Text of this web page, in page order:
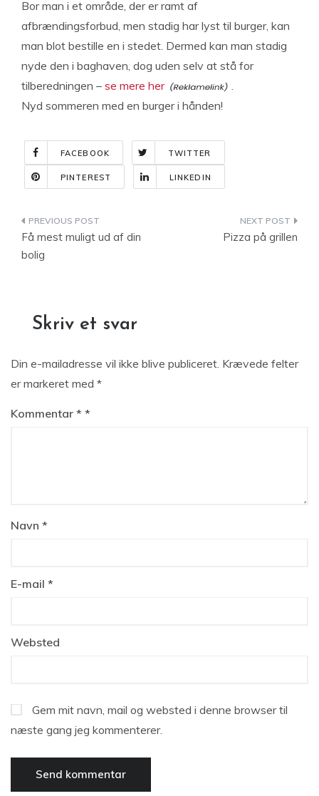
Bor man i et område, der er ramt af
afbrændingsforbud, men stadig har lyst til burger, kan
man blot bestille en i stedet. Dermed kan man stadig
nyde den i baghaven, dog uden selv at stå for
tilberedningen – se mere her
.
Nyd sommeren med en burger i hånden!
FACEBOOK TWITTER
PINTEREST LINKEDIN
Indlægsnavigation
Få mest muligt ud af din
bolig
Pizza på grillen
Skriv et svar
Din e-mailadresse vil ikke blive publiceret. Krævede felter
er markeret med *
Kommentar *
Navn *
E-mail *
Websted
Gem mit navn, mail og websted i denne browser til
næste gang jeg kommenterer.